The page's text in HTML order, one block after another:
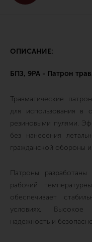
ОПИСАНИЕ:
БПЗ, 9PA - Патрон
Травматические
для использования в
резиновыми пулями.
без нанесения
гражданской обороны
Патроны
рабочий
обеспечивает
условиях. Высокое
надежность и